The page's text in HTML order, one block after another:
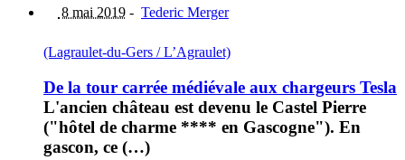
8 mai 2019 - Tederic Merger
(Lagraulet-du-Gers / L’Agraulet)
De la tour carrée médiévale aux chargeurs Tesla
L'ancien château est devenu le Castel Pierre
("hôtel de charme **** en Gascogne"). En
gascon, ce (…)